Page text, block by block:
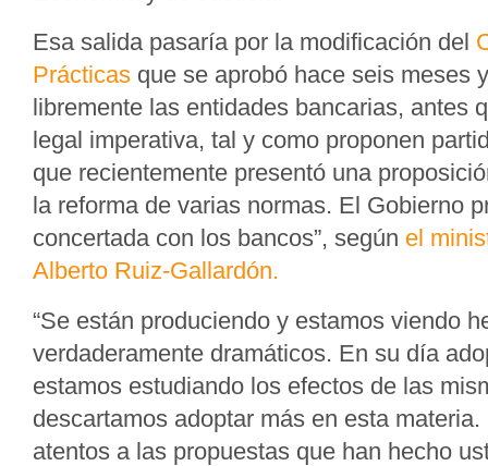
Esa salida pasaría por la modificación del
Prácticas que se aprobó hace seis meses
libremente las entidades bancarias, antes
legal imperativa, tal y como proponen
que recientemente presentó una
la reforma de varias normas. El Gobierno
concertada con los bancos”, según el
Alberto Ruiz-Gallardón.
“Se están produciendo y estamos viendo
verdaderamente dramáticos. En su día
estamos estudiando los efectos de las
descartamos adoptar más en esta
atentos a las propuestas que han hecho